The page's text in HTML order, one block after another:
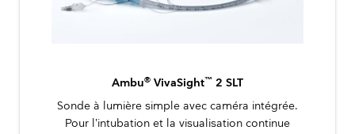
Ambu® VivaSight™ 2 SLT
Sonde à lumière simple avec caméra intégrée.
Pour l’intubation et la visualisation continue